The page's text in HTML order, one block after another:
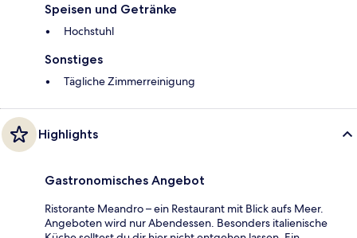
Speisen und Getränke
Hochstuhl
Sonstiges
Tägliche Zimmerreinigung
Highlights
Gastronomisches Angebot
Ristorante Meandro – ein Restaurant mit Blick aufs Meer.
Angeboten wird nur Abendessen. Besonders italienische